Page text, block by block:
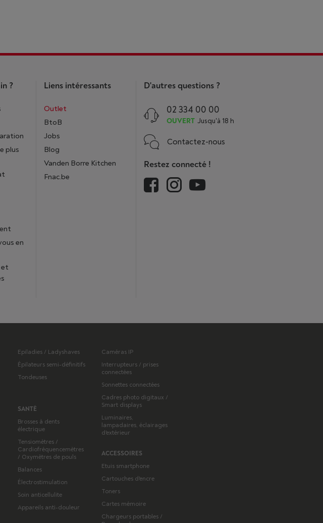
?
plus
en
et
Liens intéressants
Outlet
BtoB
Jobs
Blog
Vanden Borre Kitchen
Fnac.be
D'autres questions ?
02 334 00 00
OUVERT Jusqu'à 18 h
Contactez-nous
Restez connecté !
Epiladies / Ladyshaves
Épilateurs semi-définitifs
Tondeuses
SANTÉ
Brosses à dents
électrique
Tensiomètres /
Cardiofréquencemètres
/ Oxymètres de pouls
Balances
Électrostimulation
Soin anticellulite
Appareils anti-douleur
Caméras IP
Interrupteurs / prises
connectées
Sonnettes connectées
Cadres photo digitaux /
Smart displays
Luminaires,
lampadaires, éclairages
d'extérieur
ACCESSOIRES
Etuis smartphone
Cartouches d'encre
Toners
Cartes mémoire
Chargeurs portables /